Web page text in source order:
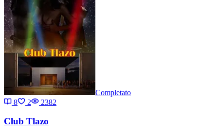
Completato
8
2 2382
Club Tlazo